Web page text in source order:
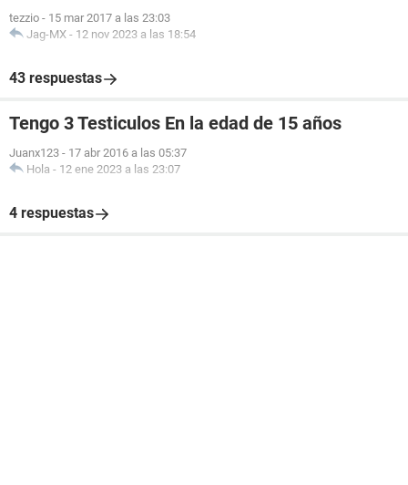
tezzio - 15 mar 2017 a las 23:03
Jag-MX - 12 nov 2023 a las 18:54
43 respuestas
Tengo 3 Testiculos En la edad de 15 años
Juanx123 - 17 abr 2016 a las 05:37
Hola - 12 ene 2023 a las 23:07
4 respuestas